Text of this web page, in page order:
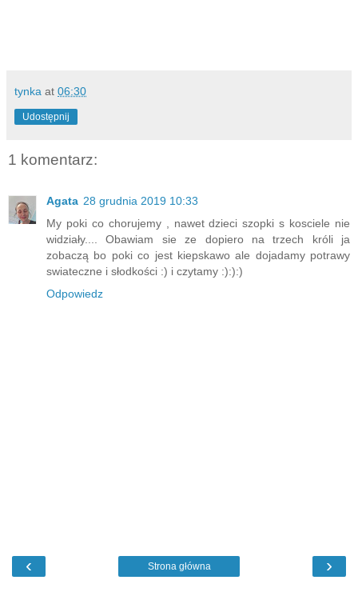
tynka at 06:30
Udostępnij
1 komentarz:
Agata 28 grudnia 2019 10:33
My poki co chorujemy , nawet dzieci szopki s kosciele nie
widziały.... Obawiam sie ze dopiero na trzech króli ja
zobaczą bo poki co jest kiepskawo ale dojadamy potrawy
swiateczne i słodkości :) i czytamy :):):)
Odpowiedz
‹ ›
Strona główna